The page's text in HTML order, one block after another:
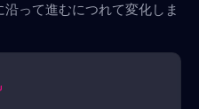
って進むにつれて変化しま